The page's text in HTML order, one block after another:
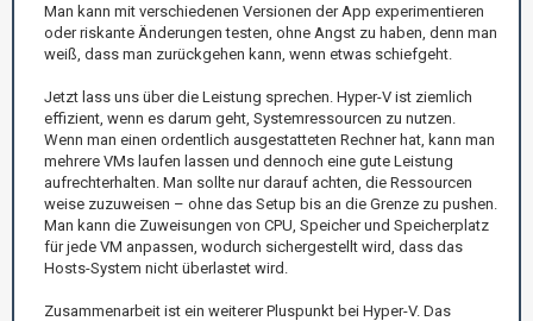
Man kann mit verschiedenen Versionen der App experimentieren
oder riskante Änderungen testen, ohne Angst zu haben, denn man
weiß, dass man zurückgehen kann, wenn etwas schiefgeht.
Jetzt lass uns über die Leistung sprechen. Hyper-V ist ziemlich
effizient, wenn es darum geht, Systemressourcen zu nutzen.
Wenn man einen ordentlich ausgestatteten Rechner hat, kann man
mehrere VMs laufen lassen und dennoch eine gute Leistung
aufrechterhalten. Man sollte nur darauf achten, die Ressourcen
weise zuzuweisen – ohne das Setup bis an die Grenze zu pushen.
Man kann die Zuweisungen von CPU, Speicher und Speicherplatz
für jede VM anpassen, wodurch sichergestellt wird, dass das
Hosts-System nicht überlastet wird.
Zusammenarbeit ist ein weiterer Pluspunkt bei Hyper-V. Das